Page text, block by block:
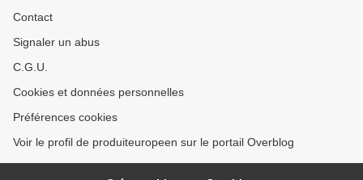
Contact
Signaler un abus
C.G.U.
Cookies et données personnelles
Préférences cookies
Voir le profil de produiteuropeen sur le portail Overblog